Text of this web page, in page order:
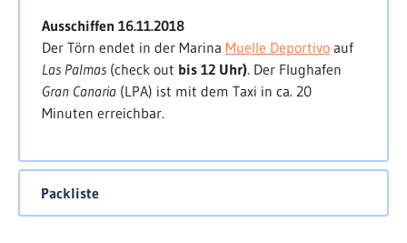
unter sternenklarem Himmel liegen vor uns. Auf
Gran Canariaangekommen, begehen wir den
Abschluss unseres Hochseetörns in einem der
typisch spanischen Restaurants entlang der
Strandpromenade.
Ausschiffen 16.11.2018
Der Törn endet in der Marina Muelle Deportivo auf
Las Palmas (check out bis 12 Uhr). Der Flughafen
Gran Canaria (LPA) ist mit dem Taxi in ca. 20
Minuten erreichbar.
Packliste